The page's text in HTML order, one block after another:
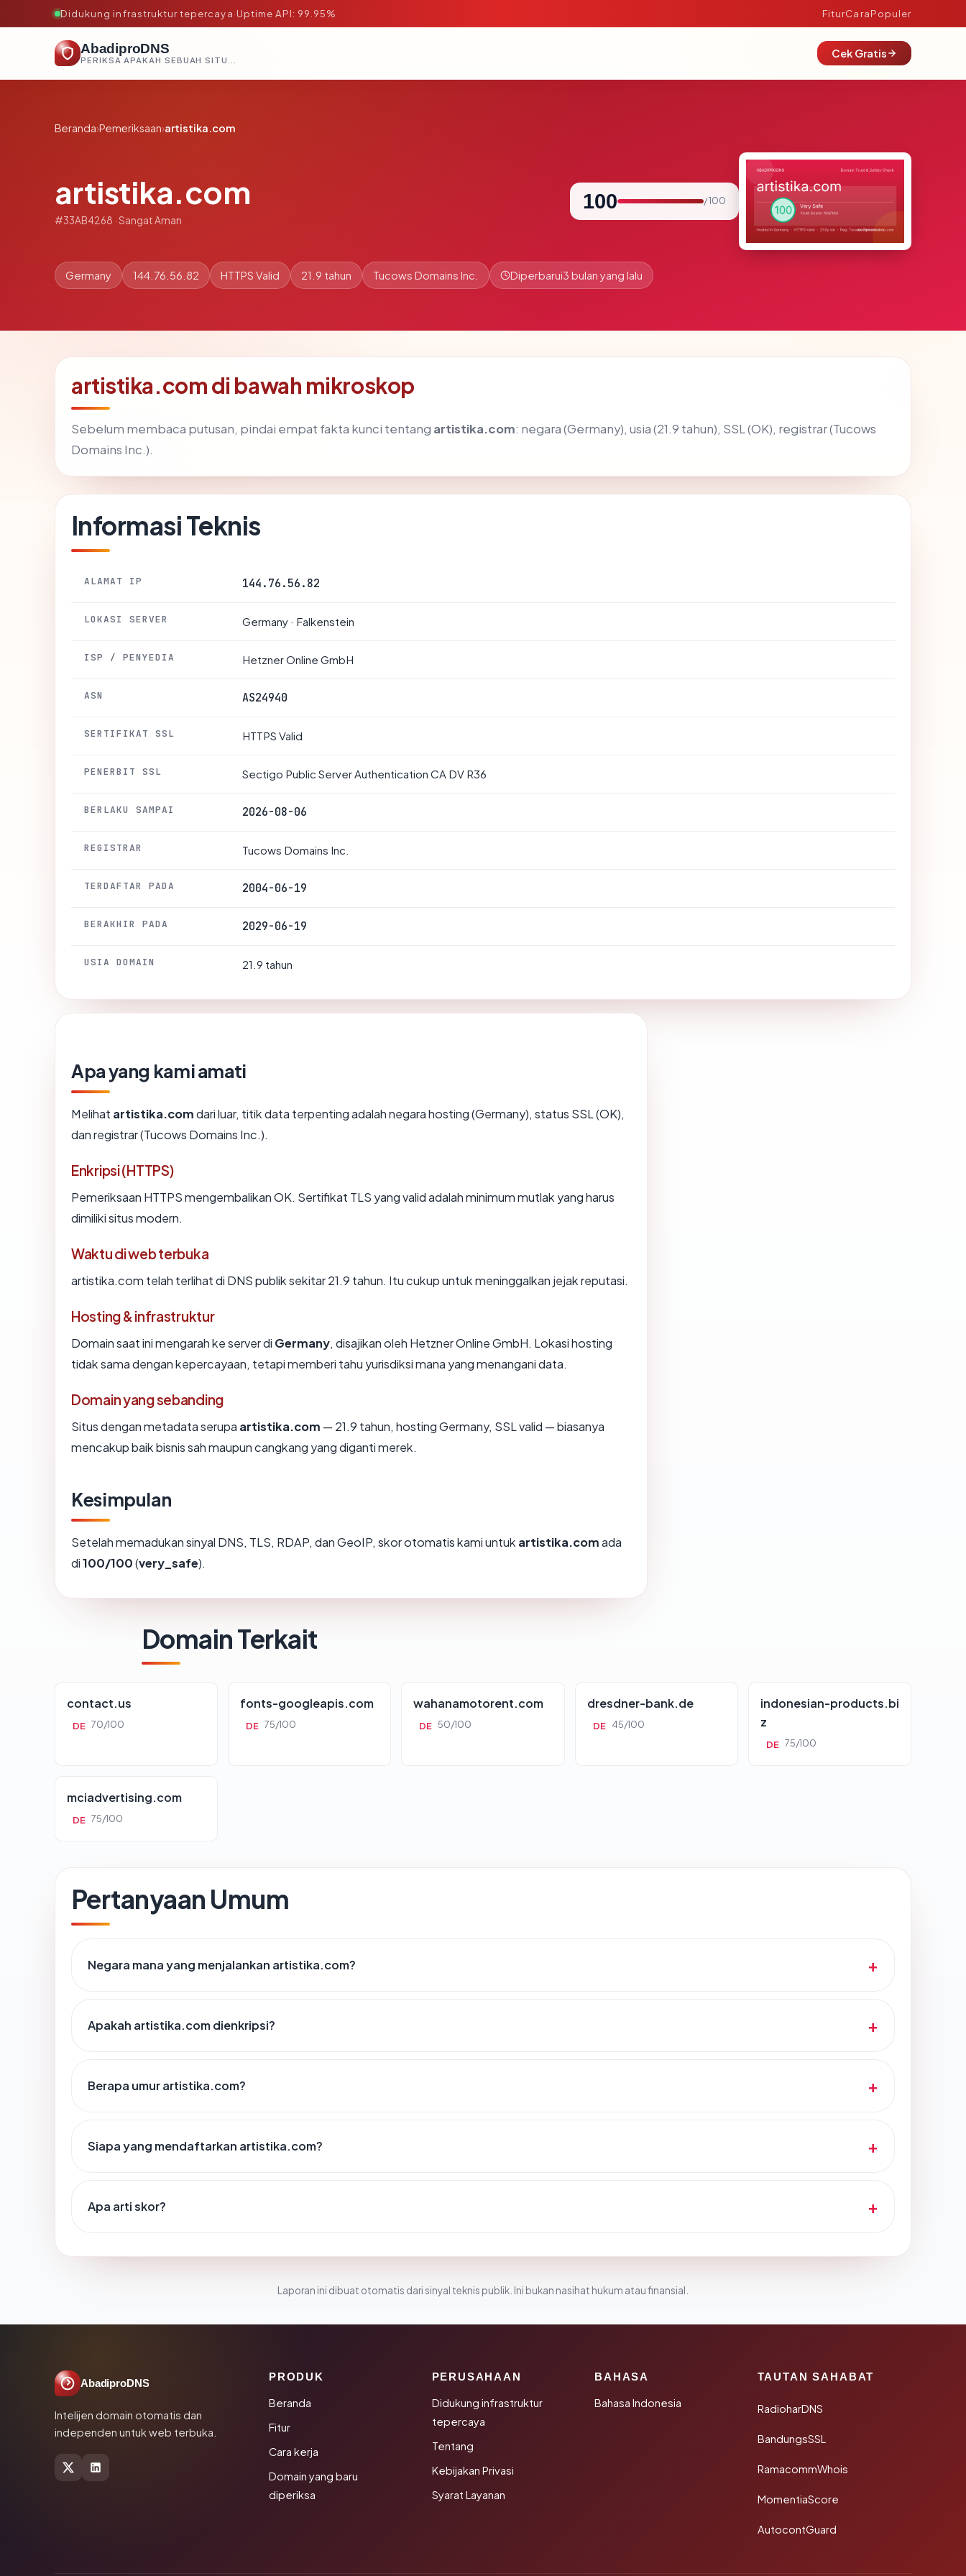
Didukung infrastruktur tepercaya·Uptime API: 99.95% FiturCaraPopuler
AbadiproDNS
PERIKSA APAKAH SEBUAH SITUS AMAN, TEPERCAYA, DAN TERVERIFIKASI DALAM HITUNGAN DETIK.
Cek Gratis
Beranda›Pemeriksaan›artistika.com
artistika.com
#33AB4268 · Sangat Aman
100 / 100
Germany 144.76.56.82 HTTPS Valid 21.9 tahun Tucows Domains Inc. Diperbarui3 bulan yang lalu
artistika.com di bawah mikroskop
Sebelum membaca putusan, pindai empat fakta kunci tentang artistika.com: negara (Germany), usia (21.9 tahun), SSL (OK), registrar (Tucows
Domains Inc.).
Informasi Teknis
ALAMAT IP 144.76.56.82
LOKASI SERVER Germany · Falkenstein
ISP / PENYEDIA Hetzner Online GmbH
ASN AS24940
SERTIFIKAT SSL HTTPS Valid
PENERBIT SSL Sectigo Public Server Authentication CA DV R36
BERLAKU SAMPAI 2026-08-06
REGISTRAR Tucows Domains Inc.
TERDAFTAR PADA 2004-06-19
BERAKHIR PADA 2029-06-19
USIA DOMAIN 21.9 tahun
Apa yang kami amati
Melihat artistika.comdari luar, titik data terpenting adalah negara hosting (Germany), status SSL (OK),
dan registrar (Tucows Domains Inc.).
Enkripsi (HTTPS)
Pemeriksaan HTTPS mengembalikan OK. Sertifikat TLS yang valid adalah minimum mutlak yang harus
dimiliki situs modern.
Waktu di web terbuka
artistika.com telah terlihat di DNS publik sekitar 21.9 tahun. Itu cukup untuk meninggalkan jejak reputasi.
Hosting & infrastruktur
Domain saat ini mengarah ke server di Germany, disajikan oleh Hetzner Online GmbH. Lokasi hosting
tidak sama dengan kepercayaan, tetapi memberi tahu yurisdiksi mana yang menangani data.
Domain yang sebanding
Situs dengan metadata serupa artistika.com — 21.9 tahun, hosting Germany, SSL valid — biasanya
mencakup baik bisnis sah maupun cangkang yang diganti merek.
Kesimpulan
Setelah memadukan sinyal DNS, TLS, RDAP, dan GeoIP, skor otomatis kami untuk artistika.comada
di100/100(very_safe).
Domain Terkait
contact.us
DE 70/100
fonts-googleapis.com
DE 75/100
wahanamotorent.com
DE 50/100
dresdner-bank.de
DE 45/100
indonesian-products.bi
z
DE 75/100
mciadvertising.com
DE 75/100
Pertanyaan Umum
Negara mana yang menjalankan artistika.com?
Apakah artistika.com dienkripsi?
Berapa umur artistika.com?
Siapa yang mendaftarkan artistika.com?
Apa arti skor?
Laporan ini dibuat otomatis dari sinyal teknis publik. Ini bukan nasihat hukum atau finansial.
AbadiproDNS
Intelijen domain otomatis dan
independen untuk web terbuka.
PRODUK
Beranda
Fitur
Cara kerja
Domain yang baru
diperiksa
PERUSAHAAN
Didukung infrastruktur
tepercaya
Tentang
Kebijakan Privasi
Syarat Layanan
BAHASA
Bahasa Indonesia
TAUTAN SAHABAT
RadioharDNS
BandungsSSL
RamacommWhois
MomentiaScore
AutocontGuard